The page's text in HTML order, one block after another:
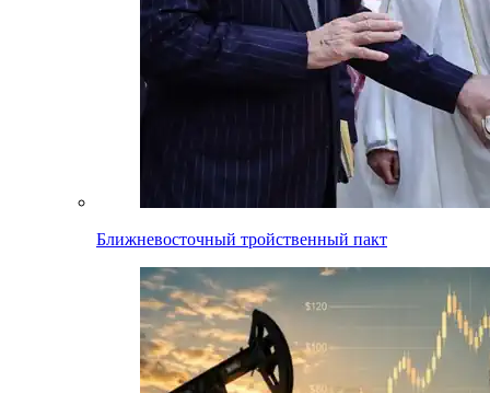
Ближневосточный тройственный пакт